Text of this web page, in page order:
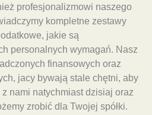
profesjonalizmowi naszego
kompletne zestawy
jakie są
personalnych wymagań. Nasz
finansowych oraz
jacy bywają stale chętni, aby
nami natychmiast dzisiaj oraz
zrobić dla Twojej spółki.